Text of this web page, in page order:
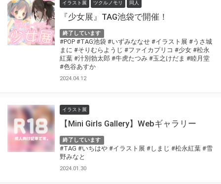
イラスト展 ツクルノモリ 同人
『少女展』TAG池袋で開催！
終了しています
#POP #TAG池袋 #いずみななせ #イラスト展 #うさ城
まに #そりむらようじ #ファイカプリコ #少女 #松永
紅葉 #汁別勃太郎 #牛虎たつみ #玉之けだま #睦月堂
#色谷あすか
2024.04.12
イラスト展
【Mini Girls Gallery】Webギャラリー
終了しています
#TAG #いちはや #イラスト展 #しまじ #松永紅葉 #雪
野みなと
2024.01.30